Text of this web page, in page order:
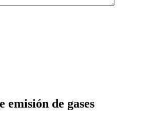
emisión de gases